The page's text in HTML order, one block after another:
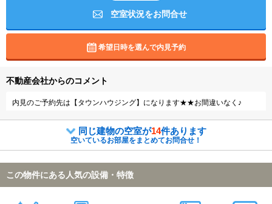
空室状況をお問合せ
希望日時を選んで内見予約
不動産会社からのコメント
内見のご予約先は【タウンハウジング】になります★★お間違いなく♪
同じ建物の空室が14件あります
空いているお部屋をまとめてお問合せ！
この物件にある人気の設備・特徴